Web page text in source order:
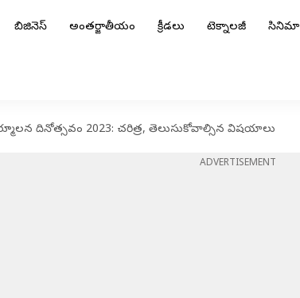
బిజినెస్ అంతర్జాతీయం క్రీడలు టెక్నాలజీ సినిమా
దినోత్సవం 2023: చరిత్ర, తెలుసుకోవాల్సిన విషయాలు
ADVERTISEMENT